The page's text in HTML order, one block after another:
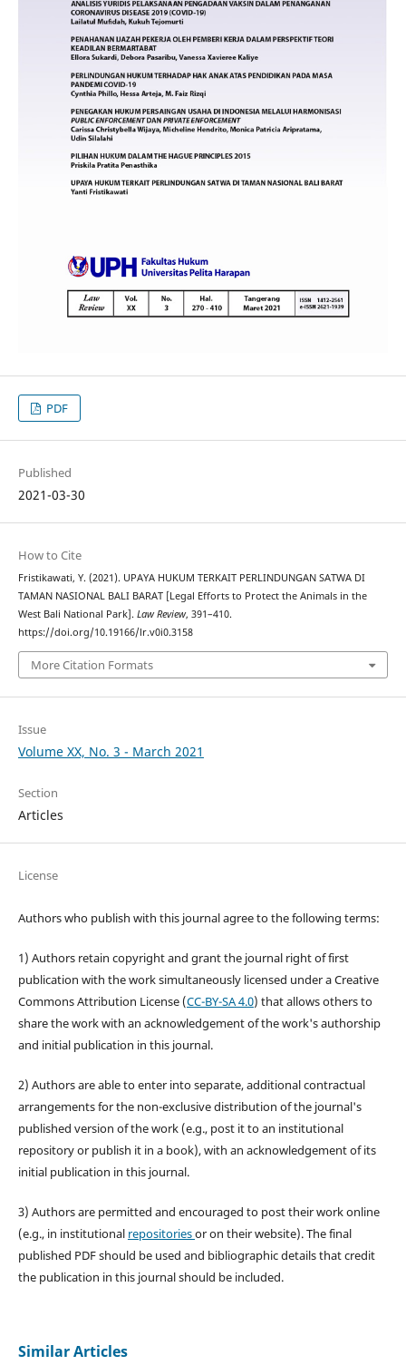
PDF
Published
2021-03-30
How to Cite
Fristikawati, Y. (2021). UPAYA HUKUM TERKAIT PERLINDUNGAN SATWA DI
TAMAN NASIONAL BALI BARAT [Legal Efforts to Protect the Animals in the
West Bali National Park]. Law Review, 391–410.
https://doi.org/10.19166/lr.v0i0.3158
More Citation Formats
Issue
Volume XX, No. 3 - March 2021
Section
Articles
License
Authors who publish with this journal agree to the following terms:
1) Authors retain copyright and grant the journal right of first
publication with the work simultaneously licensed under a Creative
Commons Attribution License (CC-BY-SA 4.0) that allows others to
share the work with an acknowledgement of the work's authorship
and initial publication in this journal.
2) Authors are able to enter into separate, additional contractual
arrangements for the non-exclusive distribution of the journal's
published version of the work (e.g., post it to an institutional
repository or publish it in a book), with an acknowledgement of its
initial publication in this journal.
3) Authors are permitted and encouraged to post their work online
(e.g., in institutional repositoriesor on their website). The final
published PDF should be used and bibliographic details that credit
the publication in this journal should be included.
Similar Articles